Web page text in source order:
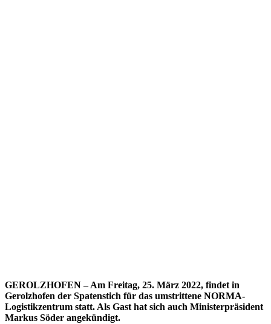
GEROLZHOFEN – Am Freitag, 25. März 2022, findet in
Gerolzhofen der Spatenstich für das umstrittene NORMA-
Logistikzentrum statt. Als Gast hat sich auch Ministerpräsident
Markus Söder angekündigt.